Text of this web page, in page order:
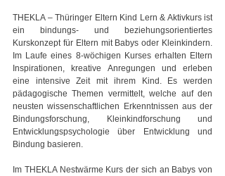
THEKLA – Thüringer Eltern Kind Lern & Aktivkurs ist
ein bindungs- und beziehungsorientiertes
Kurskonzept für Eltern mit Babys oder Kleinkindern.
Im Laufe eines 8-wöchigen Kurses erhalten Eltern
Inspirationen, kreative Anregungen und erleben
eine intensive Zeit mit ihrem Kind. Es werden
pädagogische Themen vermittelt, welche auf den
neusten wissenschaftlichen Erkenntnissen aus der
Bindungsforschung, Kleinkindforschung und
Entwicklungspsychologie über Entwicklung und
Bindung basieren.
Im THEKLA Nestwärme Kurs der sich an Babys von